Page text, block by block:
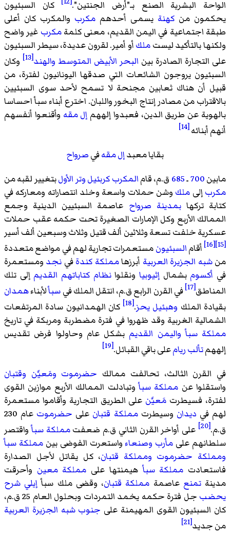
الواحة البشرية الصنع بـ"أرض الجنتين".
كان السبئيون
يحكمون من كهنة يسمى أحدهم مكرب والمكرب كان أعلى
طبقة اجتماعية في اليمن القديم، معنى كلمةمكرب غير واضح
ولكنها بالتأكيد ليستملكأو أمير. لقرون عديدة، سيطر السبئيون
على التجارة الصادرة بين البحر الأبيض المتوسط والهند[13]
وكان
السبئيون يروجون الشائعات التي صدقها اليونانيون لفترة، من
قبيل أن هناك ثعابين مجنحة لا تسمح لأحد سوى السبئيين
بالاقتراب من مصادر إنتاج البخور واللبان. اخترع أبناء سبأ احساسا
بالهوية عن طريق الدين، فعبدوا إلههم إل مقه وأقنعوا أنفسهم
أنهم أبنائه[14]
بقايا معبدإل مقهفيصرواح
مابين700ـ685 ق.م، قامالمكربكربئيل وتر الأولبتغيير لقبه من
مكربإلى ملك وشن حملات واسعة وخلد انتصاراته ومعاركه في
كتابة تركهابمدينة صرواح عاصمة السبئيين الدينية وجمع
الممالك الأربع وكل الإمارات الصغيرة تحت حكمه عقب حملات
عسكرية خلفت تسعة وثلاثين ألف قتيل وثلاث وسبعين ألف أسير
[15]
[16] أقامالسبئيونمستعمرات تجارية لهم في مواضع متعددة
منشبه الجزيرة العربية أبرزهامملكة كندةفي نجد ومستعمرة
في أكسوم بشمال إثيوبياونقلوانظام كتاباتهم القديم إلى تلك
المناطق[17] في القرن الرابع ق.م، انتقل الملك فيسبألأبناءهمدان
بقيادة الملك وهبئيل يحز.
[18]
كان الهمدانيون سادة المرتفعات
الشمالية الغربية وقد ظهروا في فترة مضطربة ومربكة في تاريخ
مملكة سبأ واليمن القديم بشكل عام وحاولوا فرض تقديس
إلههمتألب ريامعلى باقي القبائل.[19]
في القرن الثالث، تحالفت ممالك حضرموت ومَعيَّن وقتبان
واستقلوا عن مملكة سبأوتبادلت الممالك الأربع موازين القوى
لفترة، فسيطرت مَعيَّن على الطريق التجارية وأقاموا مستعمرة
لهم في ديدان وسيطرتمملكة قتبان على حضرموت
عام 230
ق.م.[20] على أواخر القرن الثاني ق.م ضعفتمملكة سبأواقتصر
سلطانهم على مأرب وصنعاء واستعرت الفوضى بينمملكة سبأ
ومملكة حضرموت ومملكة قتبان، كل يقاتل لأجل الصدارة
فاستعادت مملكة سبأهيمنتها على مملكة معين وأحرقت
مدينةتمنع عاصمة مملكة قتبان، وقضى ملك سبأإيلي شرح
يحضب
جل فترة حكمه يخمد التمردات وبحلول العام 25 ق.م،
كان السبئيون القوى المهيمنة على جنوب شبه الجزيرة العربية
من جديد[21]